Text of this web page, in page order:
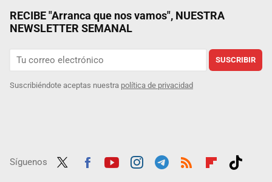
RECIBE "Arranca que nos vamos", NUESTRA
NEWSLETTER SEMANAL
SUSCRIBIR
Suscribiéndote aceptas nuestra política de privacidad
Síguenos